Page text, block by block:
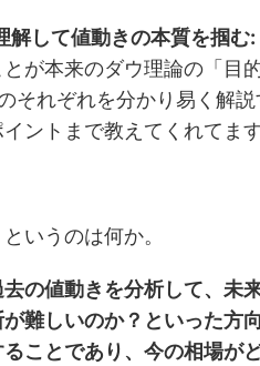
して値動きの本質を掴む:
が本来のダウ理論の「目
それぞれを分かり易く解
ントまで教えてくれてます
いうのは何か。
去の値動きを分析して、未
難しいのか？といった方
ことであり、今の相場が